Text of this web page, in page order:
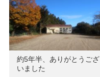
約5年半、ありがとうござ
いました